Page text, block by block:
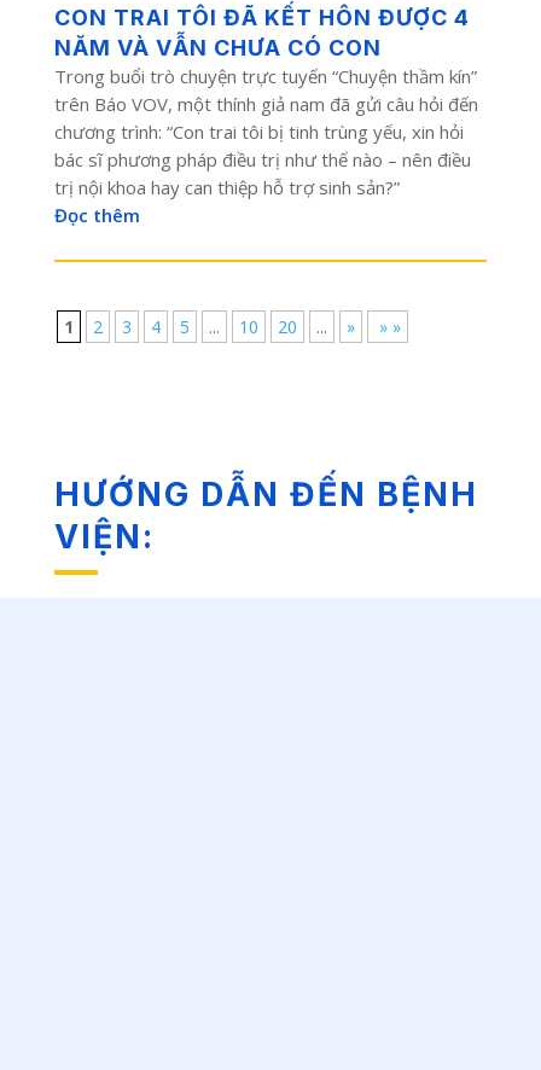
CON TRAI TÔI ĐÃ KẾT HÔN ĐƯỢC 4
NĂM VÀ VẪN CHƯA CÓ CON
Trong buổi trò chuyện trực tuyến “Chuyện thầm kín”
trên Báo VOV, một thính giả nam đã gửi câu hỏi đến
chương trình: “Con trai tôi bị tinh trùng yếu, xin hỏi
bác sĩ phương pháp điều trị như thế nào – nên điều
trị nội khoa hay can thiệp hỗ trợ sinh sản?”
Đọc thêm
1 2 3 4 5 ... 10 20 ... » » »
HƯỚNG DẪN ĐẾN BỆNH
VIỆN: